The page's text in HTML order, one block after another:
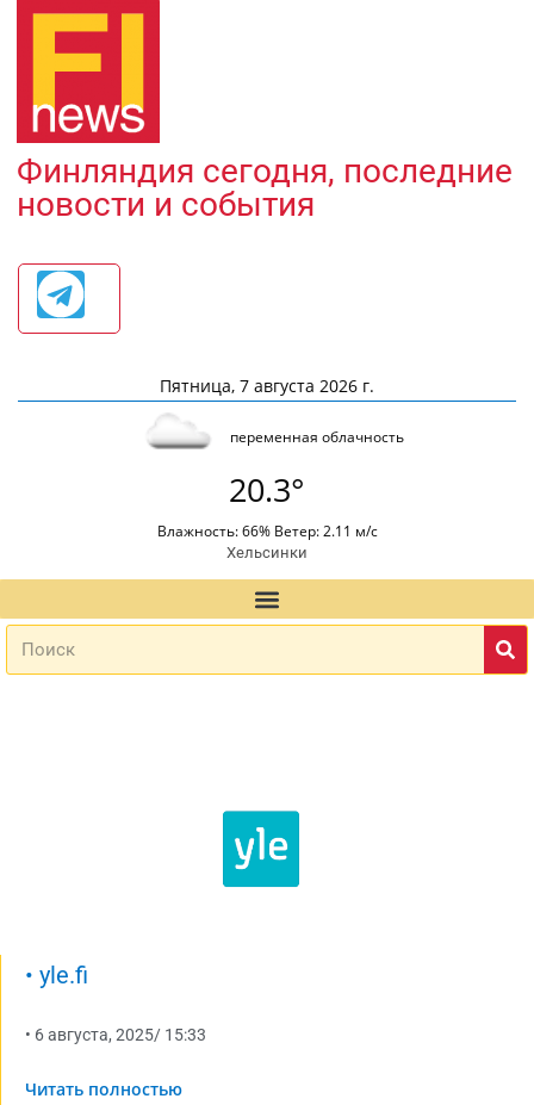
Финляндия сегодня, последние
новости и события
Пятница, 7 августа 2026 г.
переменная облачность
20.3°
Влажность: 66% Ветер: 2.11 м/с
Хельсинки
• yle.fi
• 6 августа, 2025/ 15:33
Читать полностью